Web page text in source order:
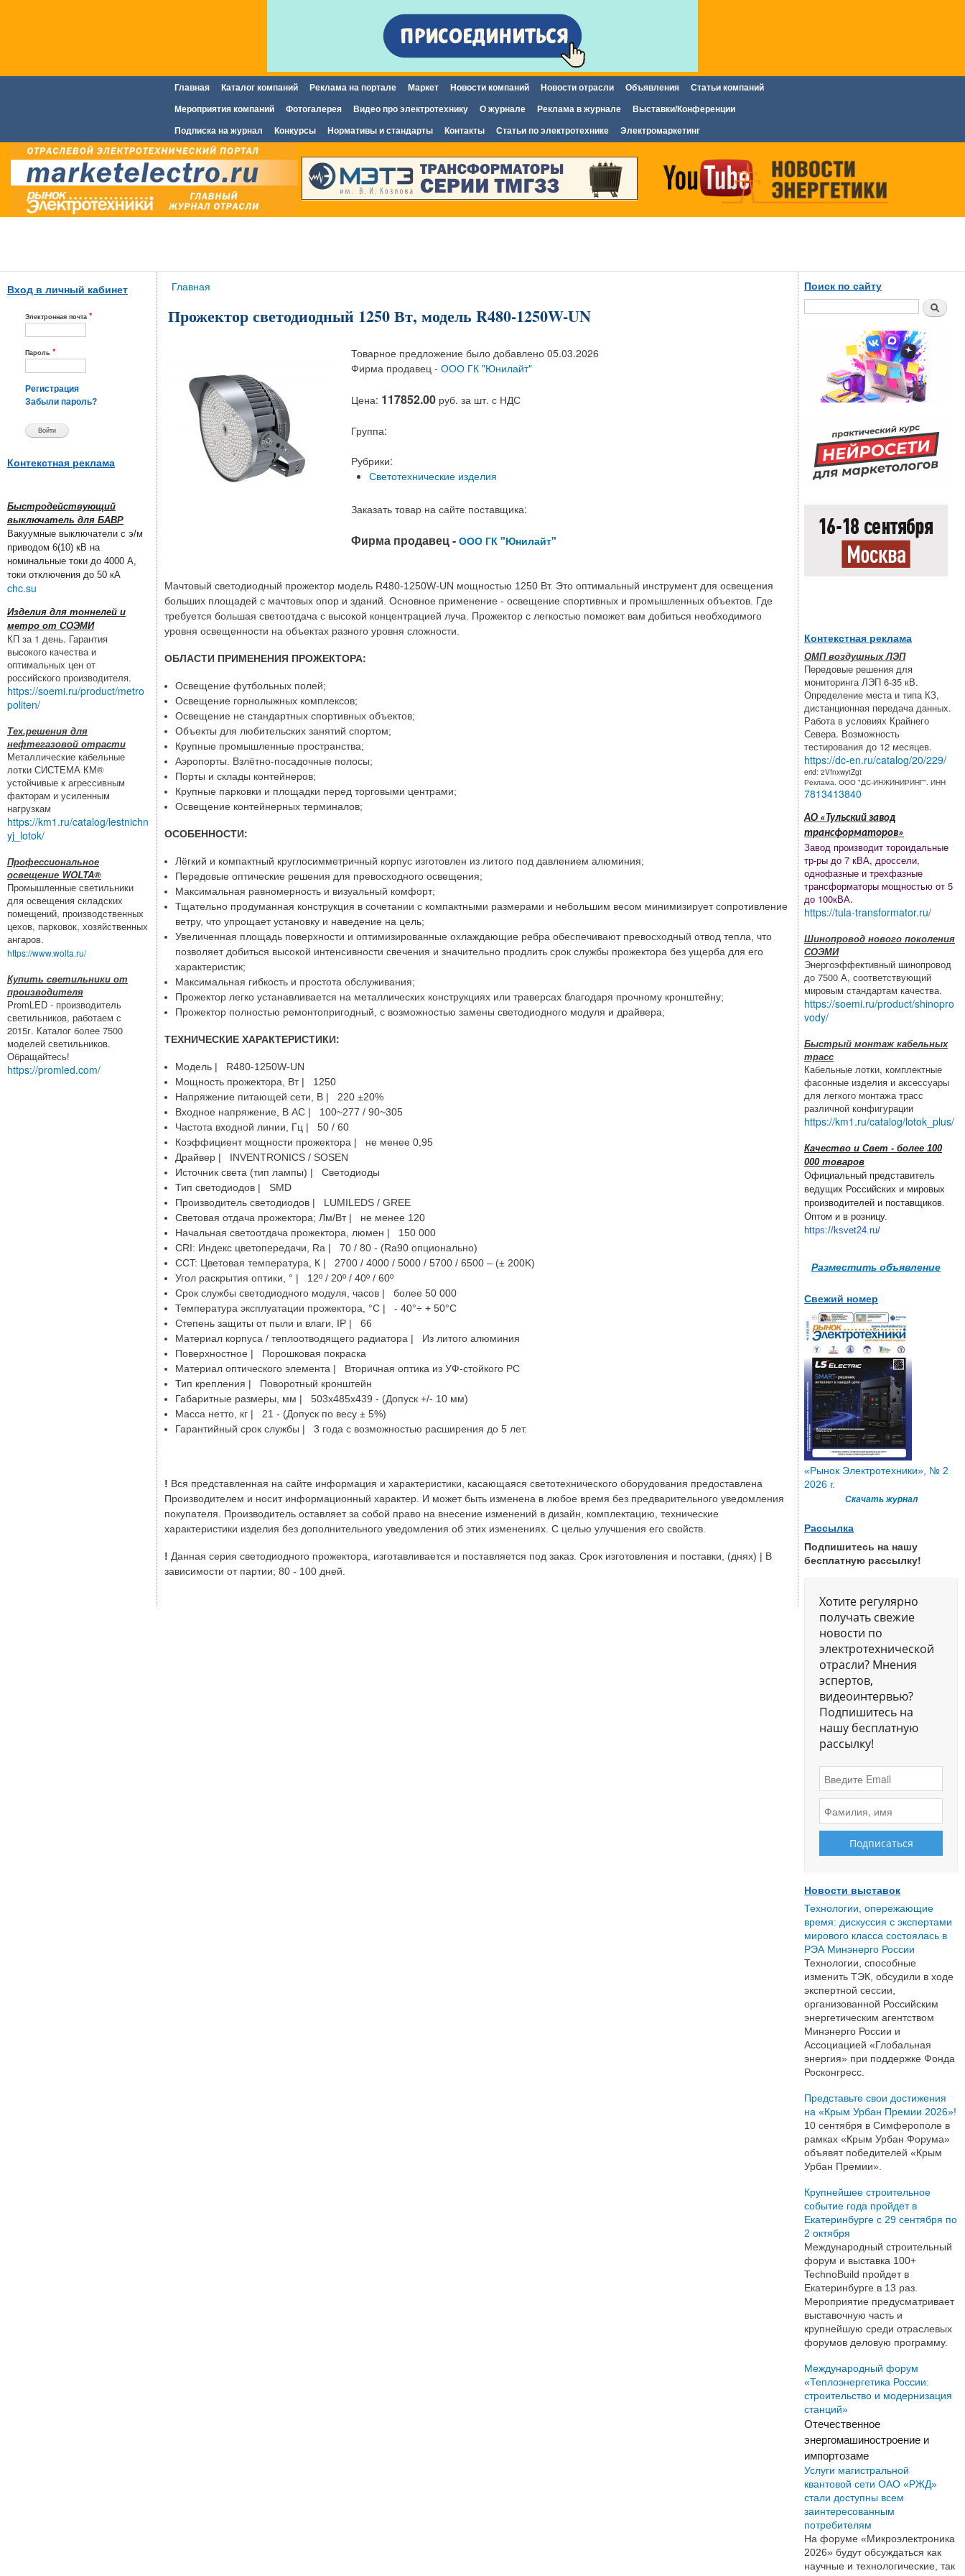
содержанию
Главное меню
Главная Каталог компаний Реклама на портале Маркет Новости компаний Новости отрасли Объявления Статьи компаний
Мероприятия компаний Фотогалерея Видео про электротехнику О журнале Реклама в журнале Выставки/Конференции
Подписка на журнал Конкурсы Нормативы и стандарты Контакты Статьи по электротехнике Электромаркетинг
Вход в личный кабинет
Электронная почта *
Пароль *
Регистрация
Забыли пароль?
Контекстная реклама
Быстродействующий
выключатель для БАВР
Вакуумные выключатели с э/м
приводом 6(10) кВ на
номинальные токи до 4000 А,
токи отключения до 50 кА
chc.su
Изделия для тоннелей и
метро от СОЭМИ
КП за 1 день. Гарантия
высокого качества и
оптимальных цен от
российского производителя.
https://soemi.ru/product/metro
politen/
Тех.решения для
нефтегазовой отрасти
Металлические кабельные
лотки СИСТЕМА КМ®
устойчивые к агрессивным
факторам и усиленным
нагрузкам
https://km1.ru/catalog/lestnichn
yj_lotok/
Профессиональное
освещение WOLTA®
Промышленные светильники
для освещения складских
помещений, производственных
цехов, парковок, хозяйственных
ангаров.
https://www.wolta.ru/
Купить светильники от
производителя
PromLED - производитель
светильников, работаем с
2015г. Каталог более 7500
моделей светильников.
Обращайтесь!
https://promled.com/
Вы здесь
Главная
Прожектор светодиодный 1250 Вт, модель R480-1250W-UN
Товарное предложение было добавлено 05.03.2026
Фирма продавец - ООО ГК "Юнилайт"
Цена: 117852.00 руб. за шт. с НДС
Группа:
Рубрики:
Светотехнические изделия
Заказать товар на сайте поставщика:
Фирма продавец - ООО ГК "Юнилайт"
Мачтовый светодиодный прожектор модель R480-1250W-UN мощностью 1250 Вт. Это оптимальный инструмент для освещения
больших площадей с мачтовых опор и зданий. Основное применение - освещение спортивных и промышленных объектов. Где
требуется большая светоотдача с высокой концентрацией луча. Прожектор с легкостью поможет вам добиться необходимого
уровня освещенности на объектах разного уровня сложности.
ОБЛАСТИ ПРИМЕНЕНИЯ ПРОЖЕКТОРА:
Освещение футбольных полей;
Освещение горнолыжных комплексов;
Освещение не стандартных спортивных объектов;
Объекты для любительских занятий спортом;
Крупные промышленные пространства;
Аэропорты. Взлётно-посадочные полосы;
Порты и склады контейнеров;
Крупные парковки и площадки перед торговыми центрами;
Освещение контейнерных терминалов;
ОСОБЕННОСТИ:
Лёгкий и компактный круглосимметричный корпус изготовлен из литого под давлением алюминия;
Передовые оптические решения для превосходного освещения;
Максимальная равномерность и визуальный комфорт;
Тщательно продуманная конструкция в сочетании с компактными размерами и небольшим весом минимизирует сопротивление
ветру, что упрощает установку и наведение на цель;
Увеличенная площадь поверхности и оптимизированные охлаждающие ребра обеспечивают превосходный отвод тепла, что
позволяет добиться высокой интенсивности свечения и значительно продлить срок службы прожектора без ущерба для его
характеристик;
Максимальная гибкость и простота обслуживания;
Прожектор легко устанавливается на металлических конструкциях или траверсах благодаря прочному кронштейну;
Прожектор полностью ремонтопригодный, с возможностью замены светодиодного модуля и драйвера;
ТЕХНИЧЕСКИЕ ХАРАКТЕРИСТИКИ:
Модель | R480-1250W-UN
Мощность прожектора, Вт | 1250
Напряжение питающей сети, В | 220 ±20%
Входное напряжение, В АС | 100~277 / 90~305
Частота входной линии, Гц | 50 / 60
Коэффициент мощности прожектора | не менее 0,95
Драйвер | INVENTRONICS / SOSEN
Источник света (тип лампы) | Светодиоды
Тип светодиодов | SMD
Производитель светодиодов | LUMILEDS / GREE
Световая отдача прожектора; Лм/Вт | не менее 120
Начальная светоотдача прожектора, люмен | 150 000
CRI: Индекс цветопередачи, Ra | 70 / 80 - (Ra90 опционально)
CCT: Цветовая температура, К | 2700 / 4000 / 5000 / 5700 / 6500 – (± 200K)
Угол раскрытия оптики, ° | 12º / 20º / 40º / 60º
Срок службы светодиодного модуля, часов | более 50 000
Температура эксплуатации прожектора, °С | - 40°÷ + 50°C
Степень защиты от пыли и влаги, IP | 66
Материал корпуса / теплоотводящего радиатора | Из литого алюминия
Поверхностное | Порошковая покраска
Материал оптического элемента | Вторичная оптика из УФ-стойкого PC
Тип крепления | Поворотный кронштейн
Габаритные размеры, мм | 503х485х439 - (Допуск +/- 10 мм)
Масса нетто, кг | 21 - (Допуск по весу ± 5%)
Гарантийный срок службы | 3 года с возможностью расширения до 5 лет.
! Вся представленная на сайте информация и характеристики, касающаяся светотехнического оборудования предоставлена
Производителем и носит информационный характер. И может быть изменена в любое время без предварительного уведомления
покупателя. Производитель оставляет за собой право на внесение изменений в дизайн, комплектацию, технические
характеристики изделия без дополнительного уведомления об этих изменениях. С целью улучшения его свойств.
! Данная серия светодиодного прожектора, изготавливается и поставляется под заказ. Срок изготовления и поставки, (днях) | В
зависимости от партии; 80 - 100 дней.
Поиск по сайту
Поиск
Контекстная реклама
ОМП воздушных ЛЭП
Передовые решения для
мониторинга ЛЭП 6-35 кВ.
Определение места и типа КЗ,
дистанционная передача данных.
Работа в условиях Крайнего
Севера. Возможность
тестирования до 12 месяцев.
https://dc-en.ru/catalog/20/229/
erid: 2VfnxwytZgt
Реклама. ООО "ДС-ИНЖИНИРИНГ". ИНН
7813413840
АО «Тульский завод
трансформаторов»
Завод производит тороидальные
тр-ры до 7 кВА, дроссели,
однофазные и трехфазные
трансформаторы мощностью от 5
до 100кВА.
https://tula-transformator.ru/
Шинопровод нового поколения
СОЭМИ
Энергоэффективный шинопровод
до 7500 А, соответствующий
мировым стандартам качества.
https://soemi.ru/product/shinopro
vody/
Быстрый монтаж кабельных
трасс
Кабельные лотки, комплектные
фасонные изделия и аксессуары
для легкого монтажа трасс
различной конфигурации
https://km1.ru/catalog/lotok_plus/
Качество и Свет - более 100
000 товаров
Официальный представитель
ведущих Российских и мировых
производителей и поставщиков.
Оптом и в розницу.
https://ksvet24.ru/
Разместить объявление
Свежий номер
«Рынок Электротехники», № 2
2026 г.
Скачать журнал
Рассылка
Подпишитесь на нашу
бесплатную рассылку!
Хотите регулярно
получать свежие
новости по
электротехнической
отрасли? Мнения
эспертов,
видеоинтервью?
Подпишитесь на
нашу бесплатную
рассылку!
Новости выставок
Технологии, опережающие
время: дискуссия с экспертами
мирового класса состоялась в
РЭА Минэнерго России
Технологии, способные
изменить ТЭК, обсудили в ходе
экспертной сессии,
организованной Российским
энергетическим агентством
Минэнерго России и
Ассоциацией «Глобальная
энергия» при поддержке Фонда
Росконгресс.
Представьте свои достижения
на «Крым Урбан Премии 2026»!
10 сентября в Симферополе в
рамках «Крым Урбан Форума»
объявят победителей «Крым
Урбан Премии».
Крупнейшее строительное
событие года пройдет в
Екатеринбурге с 29 сентября по
2 октября
Международный строительный
форум и выставка 100+
TechnoBuild пройдет в
Екатеринбурге в 13 раз.
Мероприятие предусматривает
выставочную часть и
крупнейшую среди отраслевых
форумов деловую программу.
Международный форум
«Теплоэнергетика России:
строительство и модернизация
станций»
Отечественное
энергомашиностроение и
импортозаме
Услуги магистральной
квантовой сети ОАО «РЖД»
стали доступны всем
заинтересованным
потребителям
На форуме «Микроэлектроника
2026» будут обсуждаться как
научные и технологические, так